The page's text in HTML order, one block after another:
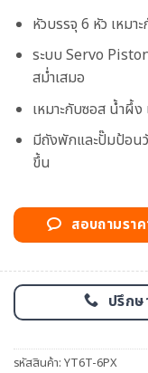
หัวบรรจุ 6 หัว เหม
ระบบ Servo
สม่ำเสมอ
เหมาะกับซอส น้ำผึ้
มีถังพักและปั๊มป้อน
ขึ้น
สอบถามราค
ปรึก
รหัสสินค้า: YT6T-6PX